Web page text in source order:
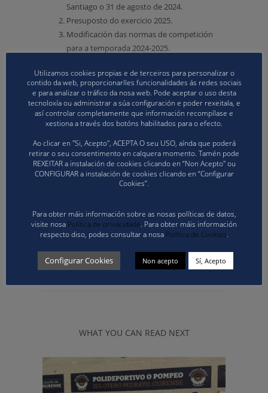
Santiago o 31 de agosto de 2024.
Presuposto do exercicio 2025.
Modificación das normas de competición
para a temporada 2024-2025.
Rogos e preguntas.
Descargar boletín de inscrición
Descargar boletín de inscrición como
invitado
ABOUT COMUNICACION
WHAT YOU CAN READ NEXT
Utilizamos cookies propias e de terceiros para personalizar o
contido da web, proporcionarlles funcionalidades ás redes sociais
e para analizar o tráfico da nosa web. Pode aceptar o uso desta
tecnoloxía ou administrar a súa configuración e poder rexeitala, e
así controlar completamente que información recompílase e
xestiona a través dos botóns habilitados para o efecto.
Ao clicar en "Si, Acepto", ACEPTA O seu USO, aínda que poderá
retirar o seu consentimento en calquera momento. Tamén pode
REXEITAR a instalación de cookies clicando en “Non Acepto" ou
CONFIGURAR a instalación de cookies clicando en “Configurar
Cookies”.
Para obter máis información sobre as nosas políticas de datos,
visite nosa Política de privacidade. Para obter máis información
respecto diso, podes consultar a nosa Política de Cookies.
Configurar Cookies Non acepto Sí, Acepto